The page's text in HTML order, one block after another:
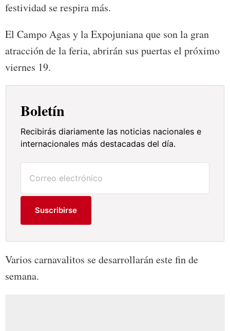
festividad se respira más.
El Campo Agas y la Expojuniana que son la gran
atracción de la feria, abrirán sus puertas el próximo
viernes 19.
Boletín
Recibirás diariamente las noticias nacionales e
internacionales más destacadas del día.
Suscribirse
Varios carnavalitos se desarrollarán este fin de
semana.